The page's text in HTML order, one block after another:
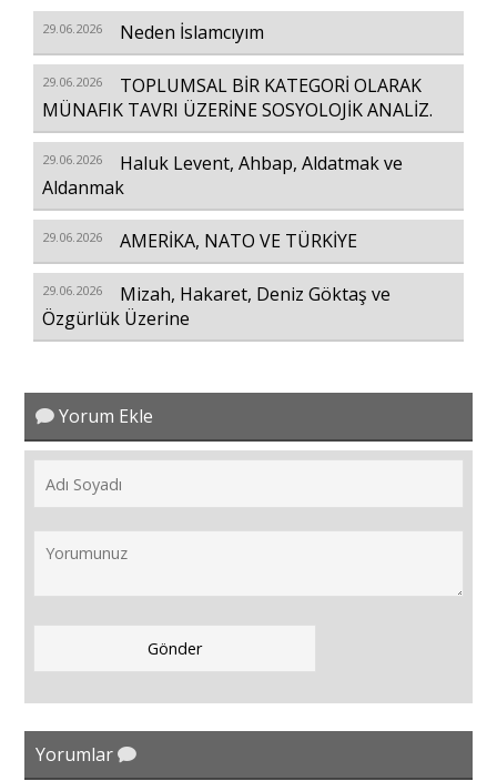
29.06.2026 Neden İslamcıyım
29.06.2026
TOPLUMSAL BİR KATEGORİ OLARAK
MÜNAFIK TAVRI ÜZERİNE SOSYOLOJİK ANALİZ.
29.06.2026
Haluk Levent, Ahbap, Aldatmak ve
Aldanmak
29.06.2026 AMERİKA, NATO VE TÜRKİYE
29.06.2026
Mizah, Hakaret, Deniz Göktaş ve
Özgürlük Üzerine
Yorum Ekle
Yorumlar